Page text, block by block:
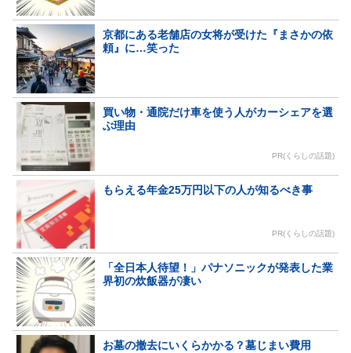
京都にある老舗店の女将が受けた『まさかの依
頼』に…笑った
買い物・通院だけ車を使う人がカーシェアを選
ぶ理由
PR(くらしの話題)
もらえる年金25万円以下の人が知るべき事
PR(くらしの話題)
「全日本人待望！」パナソニックが発表した業
界初の炊飯器が凄い
お墓の撤去にいくらかかる？墓じまい費用